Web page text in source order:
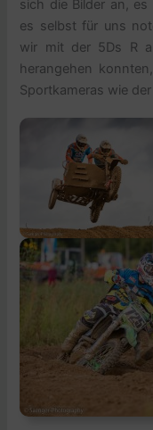
sich die Bilder an,
es selbst für uns
wir mit der 5Ds R
herangehen
Sportkameras wie der